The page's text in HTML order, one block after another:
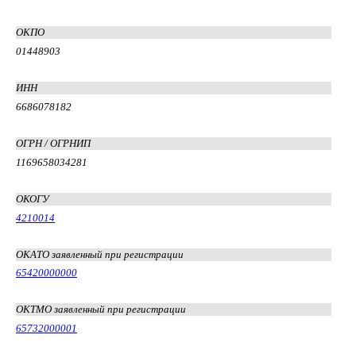
ОКПО
01448903
ИНН
6686078182
ОГРН / ОГРНИП
1169658034281
ОКОГУ
4210014
ОКАТО заявленный при регистрации
65420000000
ОКТМО заявленный при регистрации
65732000001